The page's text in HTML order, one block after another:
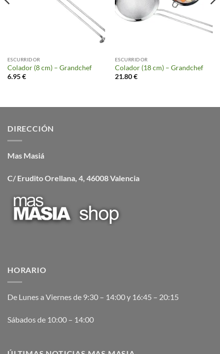
ESCURRIDOR
Colador (8 cm) – Grandchef
6.95€
ESCURRIDOR
Colador (18 cm) – Grandchef
21.80€
DIRECCIÓN
Mas Masiá
C/ Erudito Orellana, 4, 46008 Valencia
HORARIO
De Lunes a Viernes de 9:30 – 14:00 y 16:45 – 20:15
Sábados de 10:00 – 14:00